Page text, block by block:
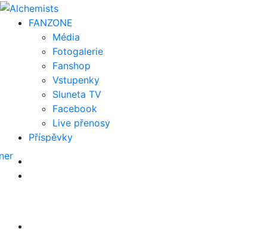
FANZONE
Média
Fotogalerie
Fanshop
Vstupenky
Sluneta TV
Facebook
Live přenosy
Příspěvky